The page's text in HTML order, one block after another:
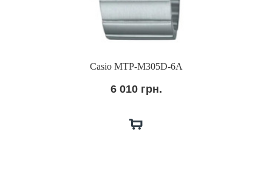
Casio MTP-M305D-6A
6 010 грн.